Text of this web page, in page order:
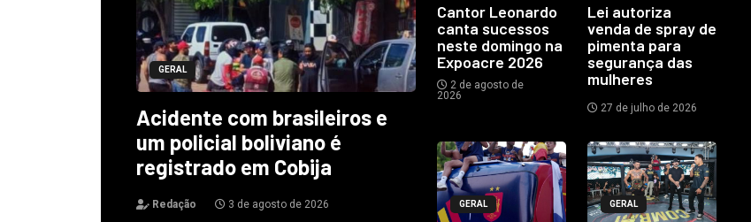
GERAL
Acidente com brasileiros e
um policial boliviano é
registrado em Cobija
Redação 3 de agosto de 2026
Cantor Leonardo
canta sucessos
neste domingo na
Expoacre 2026
2 de agosto de
2026
Lei autoriza
venda de spray de
pimenta para
segurança das
mulheres
27 de julho de 2026
GERAL GERAL